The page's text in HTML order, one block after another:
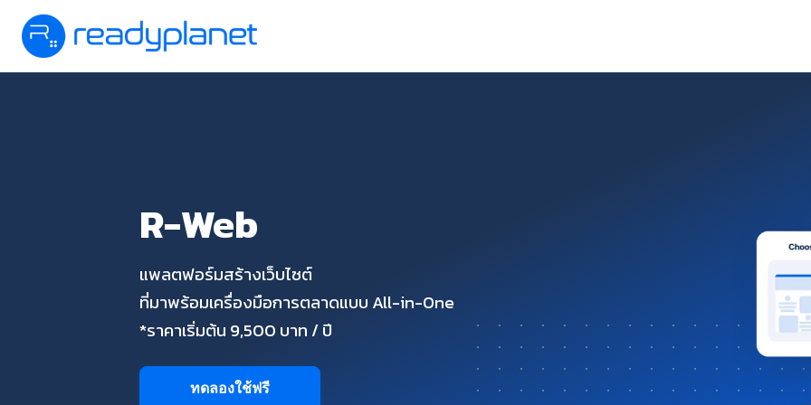
R-Web
แพลตฟอร์มสร้างเว็บไซต์
ที่มาพร้อมเครื่องมือการตลาดแบบ All-in-One
*ราคาเริ่มต้น 9,500 บาท / ปี
ทดลองใช้ฟรี